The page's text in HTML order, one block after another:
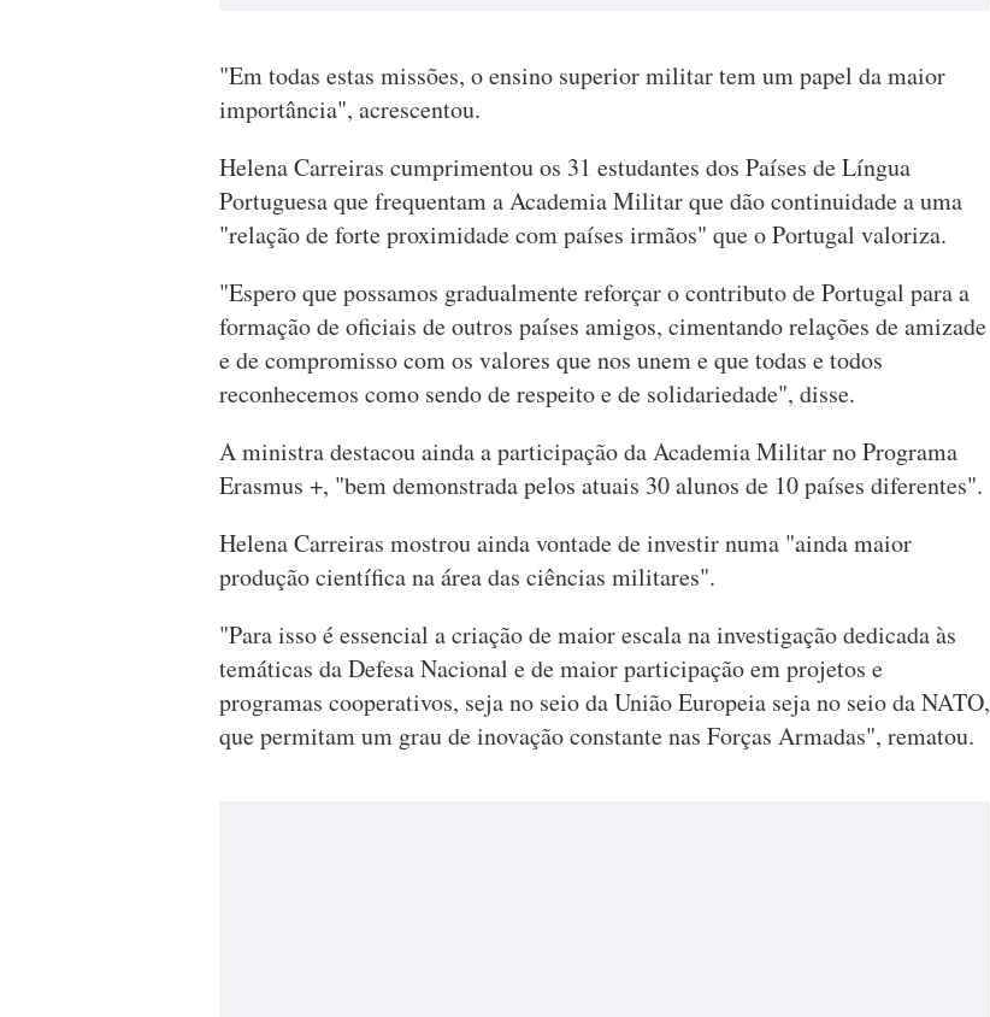
"Em todas estas missões, o ensino superior militar tem um papel da maior
importância", acrescentou.
Helena Carreiras cumprimentou os 31 estudantes dos Países de Língua
Portuguesa que frequentam a Academia Militar que dão continuidade a uma
"relação de forte proximidade com países irmãos" que o Portugal valoriza.
"Espero que possamos gradualmente reforçar o contributo de Portugal para a
formação de oficiais de outros países amigos, cimentando relações de amizade
e de compromisso com os valores que nos unem e que todas e todos
reconhecemos como sendo de respeito e de solidariedade", disse.
A ministra destacou ainda a participação da Academia Militar no Programa
Erasmus +, "bem demonstrada pelos atuais 30 alunos de 10 países diferentes".
Helena Carreiras mostrou ainda vontade de investir numa "ainda maior
produção científica na área das ciências militares".
"Para isso é essencial a criação de maior escala na investigação dedicada às
temáticas da Defesa Nacional e de maior participação em projetos e
programas cooperativos, seja no seio da União Europeia seja no seio da NATO,
que permitam um grau de inovação constante nas Forças Armadas", rematou.